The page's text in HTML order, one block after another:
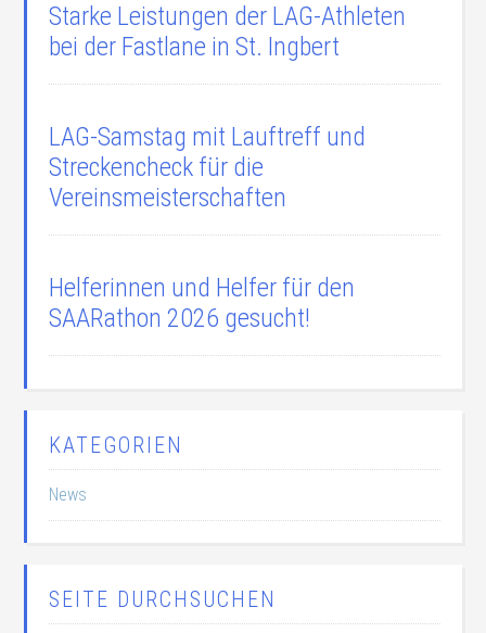
Starke Leistungen der LAG-Athleten
bei der Fastlane in St. Ingbert
LAG-Samstag mit Lauftreff und
Streckencheck für die
Vereinsmeisterschaften
Helferinnen und Helfer für den
SAARathon 2026 gesucht!
KATEGORIEN
News
SEITE DURCHSUCHEN